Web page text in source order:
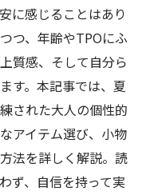
に感じることはあり
つ、年齢やTPOにふ
質感、そして自分ら
す。本記事では、夏
された大人の個性的
アイテム選び、小物
法を詳しく解説。読
ず、自信を持って実